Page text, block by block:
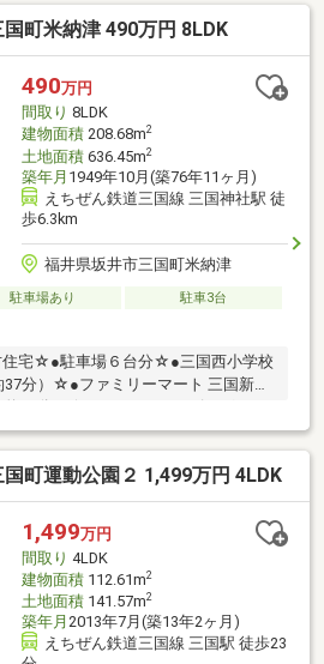
町米納津 490万円 8LDK
490万円
間取り 8LDK
建物面積208.68m2
土地面積636.45m2
築年月 1949年10月(築76年11ヶ月)
えちぜん鉄道三国線 三国神社駅 徒
歩6.3km
福井県坂井市三国町米納津
駐車場あり
駐車3台
住宅☆●駐車場６台分☆●三国西小学校
分）☆●ファミリーマート 三国新保
ｍ（徒歩約73分）☆●ドラッグスト
離5800ｍ（徒歩約73分）☆●Ａコープ
離5900ｍ（徒歩約74分）☆●クスリの
ｍ（徒歩約75分）☆●ゲンキー 三
徒歩約75分）☆●三国中学校までの距
町運動公園２ 1,499万円 4LDK
1,499万円
間取り 4LDK
建物面積112.61m2
土地面積141.57m2
築年月 2013年7月(築13年2ヶ月)
えちぜん鉄道三国線 三国駅 徒歩23